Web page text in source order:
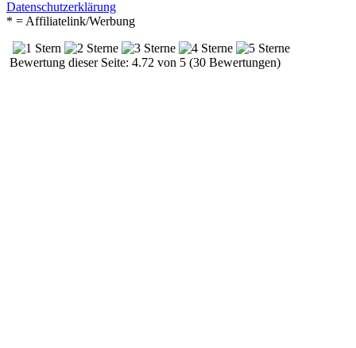
Datenschutzerklärung
* = Affiliatelink/Werbung
Bewertung dieser Seite: 4.72 von 5 (30 Bewertungen)